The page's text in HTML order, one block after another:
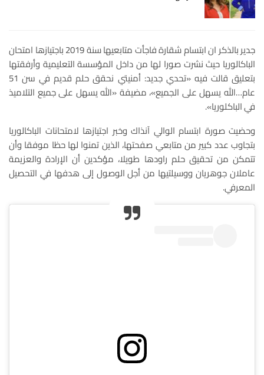
جدير بالذكر ان ابتسام شقارة فاجأت متابعيها سنة 2019 باجتيازها امتحان
الباكالوريا حيث نشرت صورا لها من داخل المؤسسة التعليمية وأرفقتها
بتعليق قالت فيه «تحدي جديد: أمنيتي نحقق حلم قديم في سن 51
عام…الله يسهل على الجميع»، مضيفة «الله يسهل على جميع التلاميذ
في الباكلوريا».
وحضيت صورة ابتسام الوالي آنذاك وخبر اجتيازها لامتحانات الباكالوريا
بتجاوب عدد كبير من متابعي صفحتها، الذين تمنوا لها حظا موفقا وأن
تتمكن من تحقيق حلم راودها طويلا، مؤكدين أن الإرادة والعزيمة
عاملان جوهريان ووسيلتيها من أجل الوصول إلى هدفها في التحصيل
المعرفي.